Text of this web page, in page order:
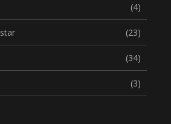
(4)
(23)
(34)
(3)